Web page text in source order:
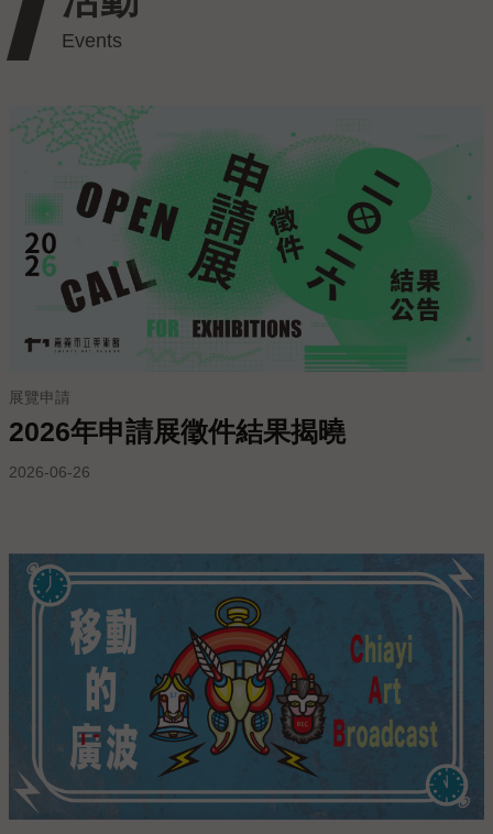
私
權
保
政
策
網
站
開
宣
告
線
情
展覽申請
2026年申請展徵件結果揭曉
2026-06-26